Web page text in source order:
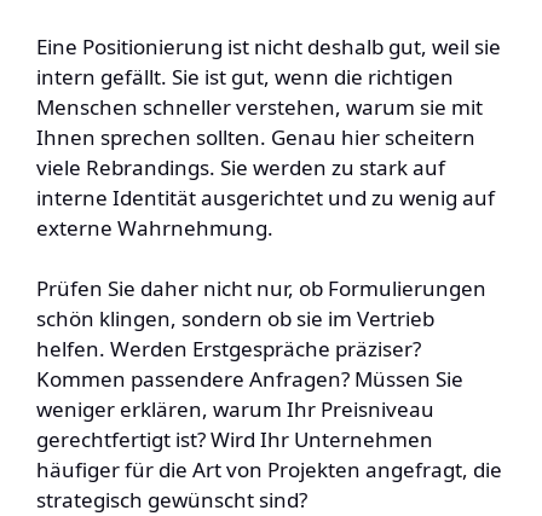
Eine Positionierung ist nicht deshalb gut, weil sie
intern gefällt. Sie ist gut, wenn die richtigen
Menschen schneller verstehen, warum sie mit
Ihnen sprechen sollten. Genau hier scheitern
viele Rebrandings. Sie werden zu stark auf
interne Identität ausgerichtet und zu wenig auf
externe Wahrnehmung.
Prüfen Sie daher nicht nur, ob Formulierungen
schön klingen, sondern ob sie im Vertrieb
helfen. Werden Erstgespräche präziser?
Kommen passendere Anfragen? Müssen Sie
weniger erklären, warum Ihr Preisniveau
gerechtfertigt ist? Wird Ihr Unternehmen
häufiger für die Art von Projekten angefragt, die
strategisch gewünscht sind?